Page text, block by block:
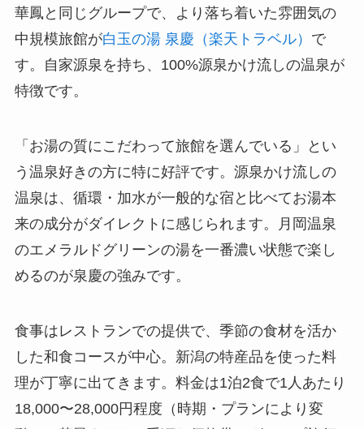
華鳳と同じグループで、より落ち着いた雰囲気の
中規模旅館が白玉の湯 泉慶（楽天トラベル） で
す。自家源泉を持ち、100%源泉かけ流しの温泉が
特徴です。
「お湯の質にこだわって旅館を選んでいる」とい
う温泉好きの方に特に好評です。源泉かけ流しの
温泉は、循環・加水が一般的な宿と比べてお湯本
来の成分がダイレクトに感じられます。月岡温泉
のエメラルドグリーンの湯を一番濃い状態で楽し
めるのが泉慶の強みです。
食事はレストランでの提供で、季節の食材を活か
した和食コースが中心。新潟の特産品を使った料
理が丁寧に出てきます。料金は1泊2食で1人あたり
18,000〜28,000円程度（時期・プランにより変